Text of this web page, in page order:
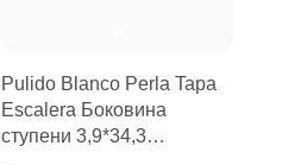
Pulido Blanco Perla Tapa
Escalera Боковина
ступени 3,9*34,3